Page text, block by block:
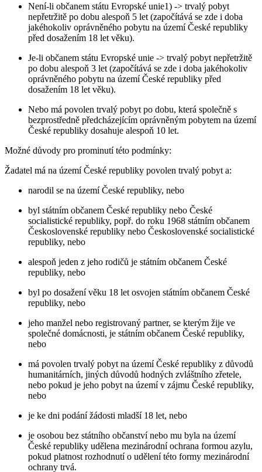
Není-li občanem státu Evropské unie1) -> trvalý pobyt
nepřetržitě po dobu alespoň 5 let (započítává se zde i doba
jakéhokoliv oprávněného pobytu na území České republiky
před dosažením 18 let věku).
Je-li občanem státu Evropské unie -> trvalý pobyt nepřetržitě
po dobu alespoň 3 let (započítává se zde i doba jakéhokoliv
oprávněného pobytu na území České republiky před
dosažením 18 let věku).
Nebo má povolen trvalý pobyt po dobu, která společně s
bezprostředně předcházejícím oprávněným pobytem na území
České republiky dosahuje alespoň 10 let.
Možné důvody pro prominutí této podmínky:
Žadatel má na území České republiky povolen trvalý pobyt a:
narodil se na území České republiky, nebo
byl státním občanem České republiky nebo České
socialistické republiky, popř. do roku 1968 státním občanem
Československé republiky nebo Československé socialistické
republiky, nebo
alespoň jeden z jeho rodičů je státním občanem České
republiky, nebo
byl po dosažení věku 18 let osvojen státním občanem České
republiky, nebo
jeho manžel nebo registrovaný partner, se kterým žije ve
společné domácnosti, je státním občanem České republiky,
nebo
má povolen trvalý pobyt na území České republiky z důvodů
humanitárních, jiných důvodů hodných zvláštního zřetele,
nebo pokud je jeho pobyt na území v zájmu České republiky,
nebo
je ke dni podání žádosti mladší 18 let, nebo
je osobou bez státního občanství nebo mu byla na území
České republiky udělena mezinárodní ochrana formou azylu,
pokud platnost rozhodnutí o udělení této formy mezinárodní
ochrany trvá.